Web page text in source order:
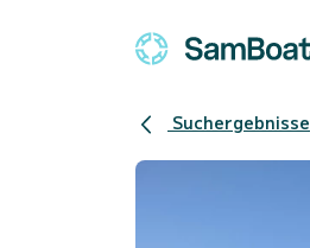
Suchergebnisse